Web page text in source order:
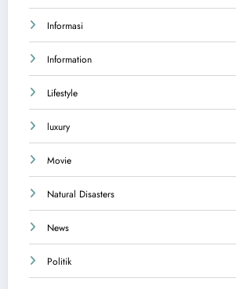
Informasi
Information
Lifestyle
luxury
Movie
Natural Disasters
News
Politik